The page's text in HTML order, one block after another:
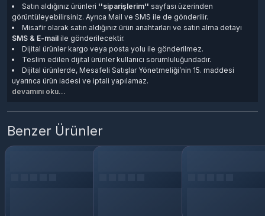
Satın aldığınız ürünleri ''siparişlerim'' sayfası üzerinden
görüntüleyebilirsiniz. Ayrıca Mail ve SMS ile de gönderilir.
Misafir olarak satın aldığınız ürün anahtarları ve satın alma detayı
SMS & E-mail ile gönderilecektir.
Dijital ürünler kargo veya posta yolu ile gönderilmez.
Teslim edilen dijital ürünler kullanıcı sorumluluğundadır.
Dijital ürünlerde, Mesafeli Satışlar Yönetmeliği’nin 15. maddesi
uyarınca ürün iadesi ve iptali yapılamaz.
devamını oku...
Benzer Ürünler